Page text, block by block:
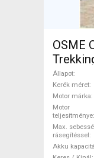
OSME
gyártó
ELADÓ
Állapot
Kerék méret
Motor márka
Motor
teljesítménye
Max.
rásegítéssel
Akku